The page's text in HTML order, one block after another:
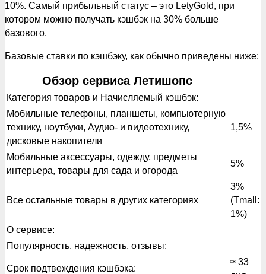
10%. Самый прибыльный статус – это LetyGold, при
котором можно получать кэшбэк на 30% больше
базового.
Базовые ставки по кэшбэку, как обычно приведены ниже:
Обзор сервиса Летишопс
Категория товаров и Начисляемый кэшбэк:
Мобильные телефоны, планшеты, компьютерную
технику, ноутбуки, Аудио- и видеотехнику,
дисковые накопители
1,5%
Мобильные аксессуары, одежду, предметы
интерьера, товары для сада и огорода
5%
Все остальные товары в других категориях
3%
(Tmall:
1%)
О сервисе:
Популярность, надежность, отзывы:
Срок подтвеждения кэшбэка:
≈ 33